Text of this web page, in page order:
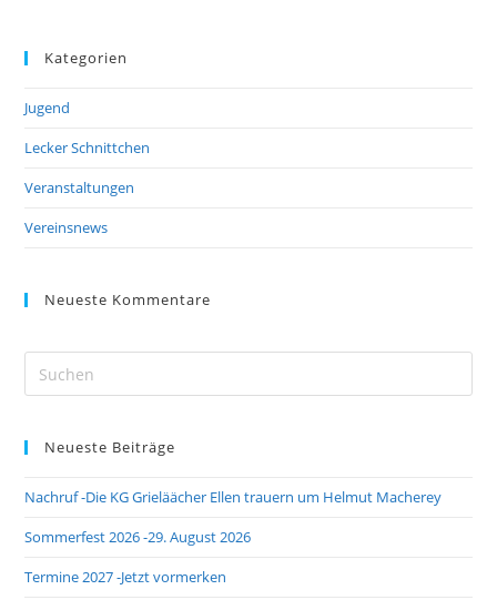
Kategorien
Jugend
Lecker Schnittchen
Veranstaltungen
Vereinsnews
Neueste Kommentare
Neueste Beiträge
Nachruf -Die KG Grieläächer Ellen trauern um Helmut Macherey
Sommerfest 2026 -29. August 2026
Termine 2027 -Jetzt vormerken